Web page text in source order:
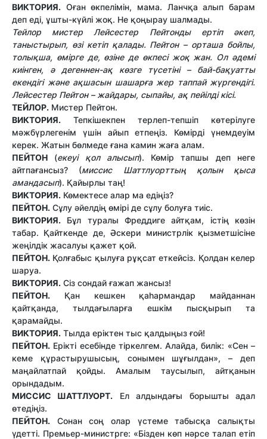
ВИКТОРИЯ. Оған өкпелімін, мама. Ланчқа алып барам
деп еді, ұшты-күйлі жоқ. Не қоңырау шалмады.
Тейлор мистер Лейсестер Пейтонды ертіп әкеп,
таныстырып, өзі кетіп қалады. Пейтон – орташа бойлы,
толықша, өмірге де, өзіне де өкпесі жоқ жан. Ол әдемі
киінген, ә дегеннен-ақ көзге түсетіні – бай-бақуатты
екендігі және ақшасын шашарға жер таппай жүргендігі.
Лейсестер Пейтон – жайдары, сыпайы, ақ пейілді кісі.
ТЕЙЛОР. Мистер Пейтон.
ВИКТОРИЯ. Тепкішекпен терлеп-тепшіп көтерілуге
мәжбүрлегенім үшін айып етпеңіз. Көмірді үнемдеуім
керек. Жатын бөлмеде ғана камин жаға алам.
ПЕЙТОН (екеуі қол алысып). Көмір тапшы деп неге
айтпағансыз? (миссис Шаттлуорттың қолын қыса
амандасып). Қайырлы таң!
ВИКТОРИЯ. Көмектесе алар ма едіңіз?
ПЕЙТОН. Сұлу әйелдің өмірі де сұлу болуға тиіс.
ВИКТОРИЯ. Бұл туралы Фреддиге айтқам, істің көзін
табар. Қайткенде де, Әскери министрлік қызметшісіне
жеңілдік жасалуы қажет қой.
ПЕЙТОН. Қолғабыс қылуға рұқсат еткейсіз. Қолдан келер
шаруа.
ВИКТОРИЯ. Сіз сондай ғажап жансыз!
ПЕЙТОН. Қан кешкен қаһармандар майданнан
қайтқанда, тылдағыларға ешкім пысқырып та
қарамайды.
ВИКТОРИЯ. Тылда еріктен тыс қалдыңыз ғой!
ПЕЙТОН. Ерікті есебінде тіркелгем. Алайда, билік: «Сен –
кеме құрастырушысың, сонымен шұғылдан», – деп
маңайлатпай қойды. Амалым таусылып, айтқанын
орындадым.
МИССИС ШАТТЛУОРТ. Ел алдындағы борышты адал
өтедіңіз.
ПЕЙТОН. Сонан соң олар үстеме табысқа салықты
үдетті. Премьер-министрге: «Бізден көп нәрсе талап етіп